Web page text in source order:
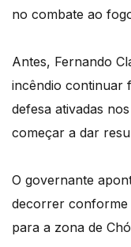
no combate ao
Antes, Fernando
incêndio continuar
defesa ativadas
começar a dar
O governante
decorrer conforme
para a zona de